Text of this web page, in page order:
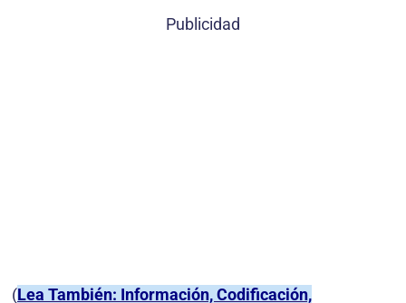
Publicidad
(Lea También: Información, Codificación,